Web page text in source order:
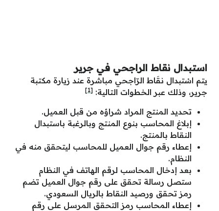
استبدال نقاط الراجحي في جرير
يتم اسْتبدال نقَاط الرّاجحي مباشرة عند زيارة مكتبة
جرير، وذلك عبر الخطوات التالية: [1]
تحديد المنتج المراد شراؤه من قبل العميل.
إبلاغ المحاسب بنوع المنتج وبالرغبة باستبدال
النقاط بالمنتج.
إعطاء رقم جوال العميل للمحاسب ليتحقق منه في
النظام.
بعد إدخال المحاسب لرقم الهاتف في النظام
ستصل رسالة تحقق على رقم جوال العميل تضم
رمز تحقق ورصيد النقاط بالريال السعودي.
إعطاء المحاسب رمز التحقق المرسل على رقم